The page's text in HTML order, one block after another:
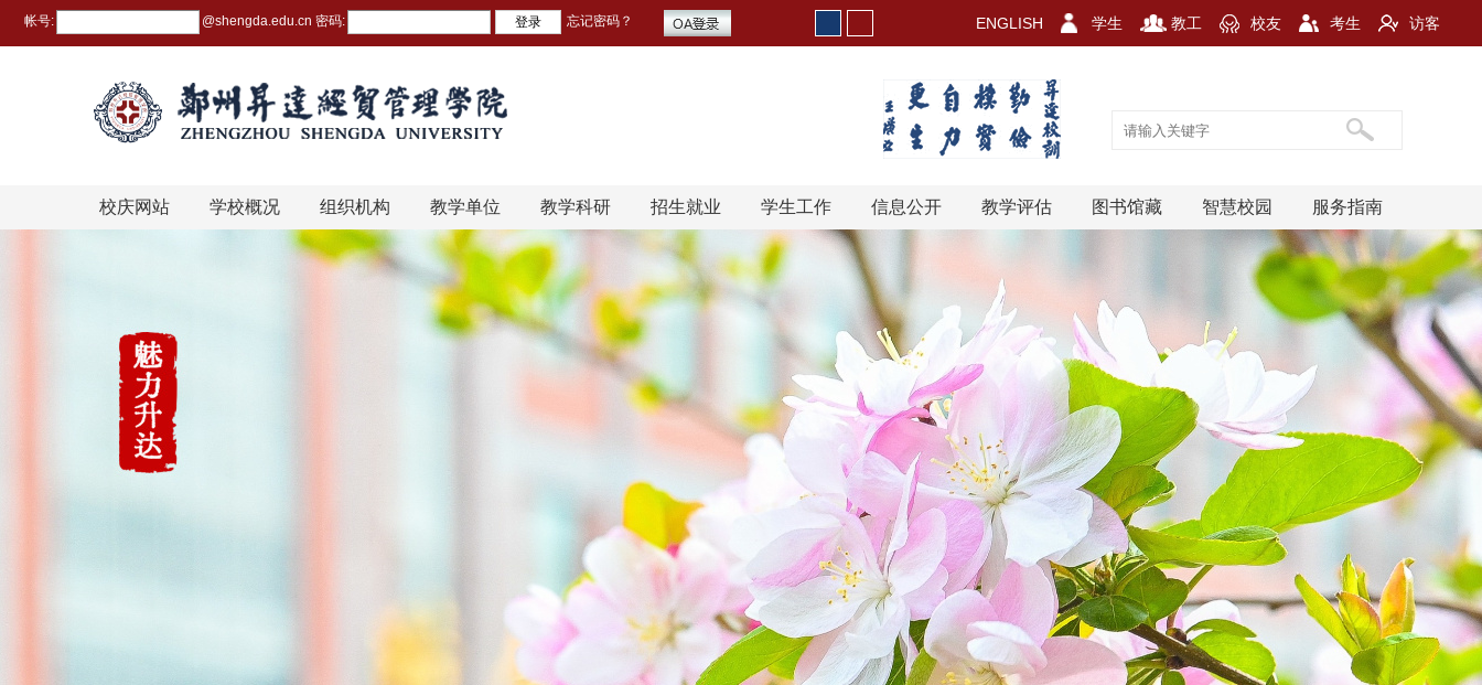
帐号: @shengda.edu.cn 密码: 忘记密码？ ENGLISH 学生 教工 校友 考生 访客
校庆网站 学校概况 组织机构 教学单位 教学科研 招生就业 学生工作 信息公开 教学评估 图书馆藏 智慧校园 服务指南